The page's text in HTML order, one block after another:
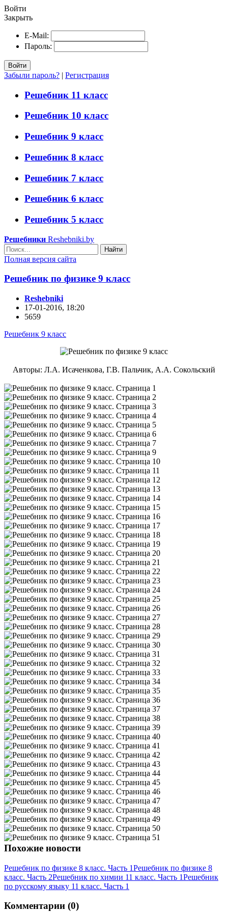
Войти
Закрыть
E-Mail:
Пароль:
Войти
Забыли пароль? | Регистрация
Решебник 11 класс
Решебник 10 класс
Решебник 9 класс
Решебник 8 класс
Решебник 7 класс
Решебник 6 класс
Решебник 5 класс
Решебники Reshebniki.by
Найти
Полная версия сайта
Решебник по физике 9 класс
Reshebniki
17-01-2016, 18:20
5659
Решебник 9 класс
Авторы: Л.А. Исаченкова, Г.В. Пальчик, А.А. Сокольский
Похожие новости
Решебник по физике 8 класс. Часть 1Решебник по физике 8
класс. Часть 2Решебник по химии 11 класс. Часть 1Решебник
по русскому языку 11 класс. Часть 1
Комментарии (0)